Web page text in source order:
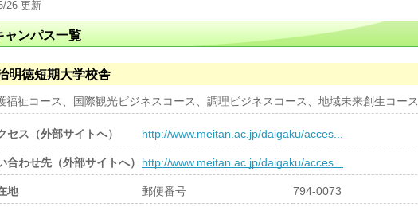
26 更新
ャンパス一覧
明徳短期大学校舎
福祉コース、国際観光ビジネスコース、調理ビジネスコース、地域未来創生コース
セス（外部サイトへ） http://www.meitan.ac.jp/daigaku/acces...
合わせ先（外部サイトへ） http://www.meitan.ac.jp/daigaku/acces...
地 郵便番号 794-0073